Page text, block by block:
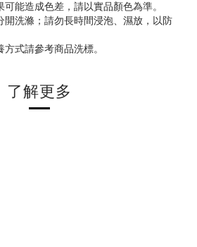
能造成色差，請以實品顏色為準。
洗滌；請勿長時間浸泡、濕放，以防
式請參考商品洗標。
了解更多